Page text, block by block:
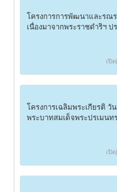
โครงการการพัฒนาและรณ
เนื่องมาจากพระราชดำริฯ ป
เปิ
โครงการเฉลิมพระเกียรติ
พระบาทสมเด็จพระปรเมน
เปิ